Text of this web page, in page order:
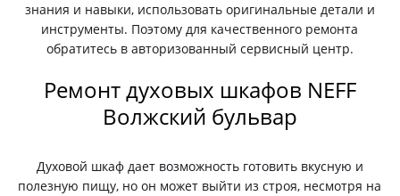
знания и навыки, использовать оригинальные детали и
инструменты. Поэтому для качественного ремонта
обратитесь в авторизованный сервисный центр.
Ремонт духовых шкафов NEFF
Волжский бульвар
Духовой шкаф дает возможность готовить вкусную и
полезную пищу, но он может выйти из строя, несмотря на